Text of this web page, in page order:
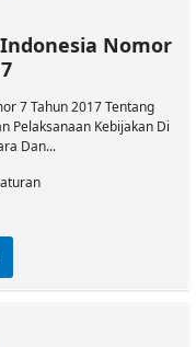
Nomor
7 Tahun 2017 Tentang
Pelaksanaan Kebijakan Di
Dan...